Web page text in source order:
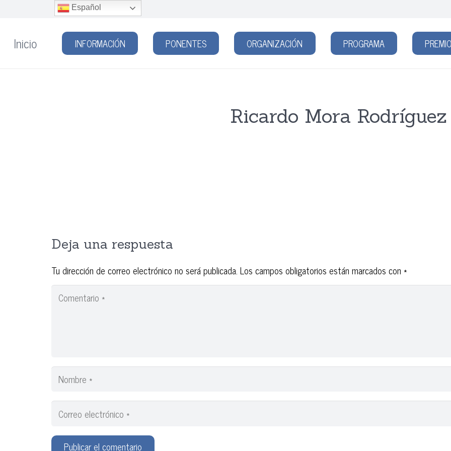
Inicio INFORMACIÓN PONENTES ORGANIZACIÓN PROGRAMA
Ricardo Mora Rodríguez
Deja una respuesta
Tu dirección de correo electrónico no será publicada. Los campos obligatorios están marcados con *
Publicar el comentario
Español